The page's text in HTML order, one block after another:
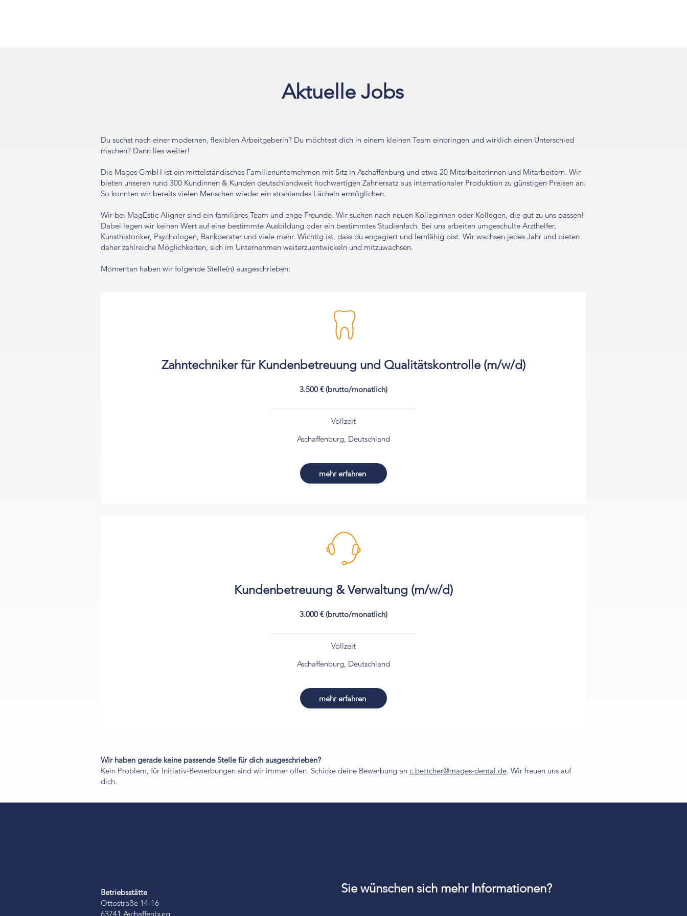
Aktuelle Jobs
Du suchst nach einer modernen, flexiblen Arbeitgeberin? Du möchtest dich in einem kleinen Team einbringen und wirklich einen Unterschied
machen? Dann lies weiter!
Die Mages GmbH ist ein mittelständisches Familienunternehmen mit Sitz in Aschaffenburg und etwa 20 Mitarbeiterinnen und Mitarbeitern. Wir
bieten unseren rund 300 Kundinnen & Kunden deutschlandweit hochwertigen Zahnersatz aus internationaler Produktion zu günstigen Preisen an.
So konnten wir bereits vielen Menschen wieder ein strahlendes Lächeln ermöglichen.
Wir bei MagEstic Aligner sind ein familiäres Team und enge Freunde. Wir suchen nach neuen Kolleginnen oder Kollegen, die gut zu uns passen!
Dabei legen wir keinen Wert auf eine bestimmte Ausbildung oder ein bestimmtes Studienfach. Bei uns arbeiten umgeschulte Arzthelfer,
Kunsthistoriker, Psychologen, Bankberater und viele mehr. Wichtig ist, dass du engagiert und lernfähig bist. Wir wachsen jedes Jahr und bieten
daher zahlreiche Möglichkeiten, sich im Unternehmen weiterzuentwickeln und mitzuwachsen.
Momentan haben wir folgende Stelle(n) ausgeschrieben:
Zahntechniker für Kundenbetreuung und Qualitätskontrolle (m/w/d)
3.500 € (brutto/monatlich)
Vollzeit
Aschaffenburg, Deutschland
mehr erfahren
Kundenbetreuung & Verwaltung (m/w/d)
3.000 € (brutto/monatlich)
Vollzeit
Aschaffenburg, Deutschland
mehr erfahren
Wir haben gerade keine passende Stelle für dich ausgeschrieben?
Kein Problem, für Initiativ-Bewerbungen sind wir immer offen. Schicke deine Bewerbung an c.bettcher@mages-dental.de. Wir freuen uns auf
dich.
Betriebsstätte
Ottostraße 14-16
63741 Aschaffenburg
Sie wünschen sich mehr Informationen?